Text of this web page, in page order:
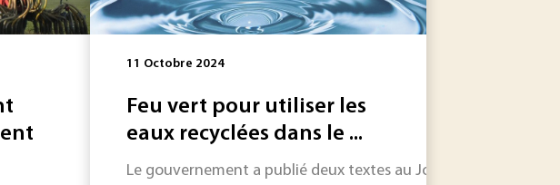
11 Octobre 2024
Feu vert pour utiliser les
eaux recyclées dans le ...
Le gouvernement a publié deux textes au Journal officiel